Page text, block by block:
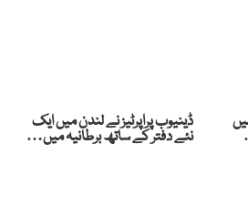
ڈینیوب پراپرٹیز نے لندن میں ایک
نئے دفتر کے ساتھ برطانیہ میں…